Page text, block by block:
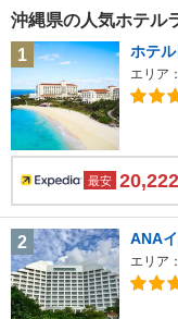
沖縄県の人気ホテル
1
ホテ
エリア：
最安 20,222
2 ANA
エリア：